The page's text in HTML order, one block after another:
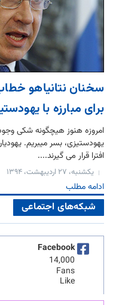
سخنان نتانیاهو
برای مبارزه با
امروزه هنوز هیچگونه شکی
یهودستیزی، بسر میبریم.
افترا قرار می گیرند....
یکشنبه، ۲۷ اردیبهشت، ۱۳۹۴
ادامه مطلب
شبکه‌های اجتماعی
Facebook
14,000
Fans
Like